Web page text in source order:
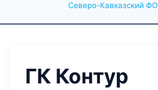
Северо-Кавказский ФО
ГК Контур